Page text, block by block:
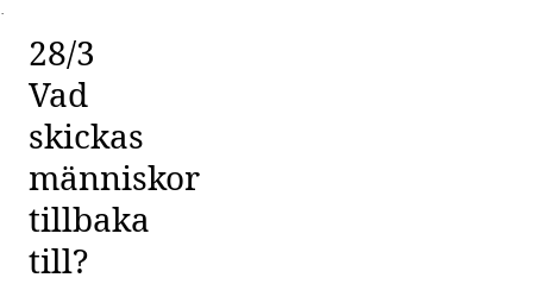
·
28/3
Vad
skickas
människor
tillbaka
till?